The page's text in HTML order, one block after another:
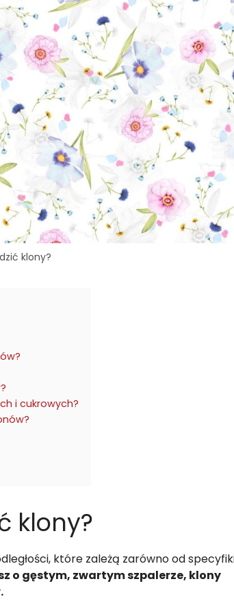
klony?
i cukrowych?
klony?
które zależą zarówno od
o gęstym, zwartym szpalerze, klony